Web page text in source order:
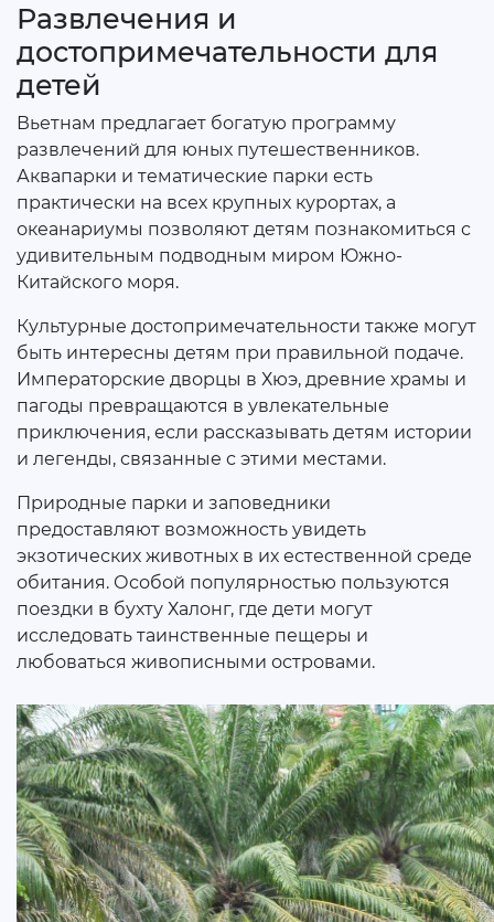
Развлечения и
достопримечательности для
детей
Вьетнам предлагает богатую программу
развлечений для юных путешественников.
Аквапарки и тематические парки есть
практически на всех крупных курортах, а
океанариумы позволяют детям познакомиться с
удивительным подводным миром Южно-
Китайского моря.
Культурные достопримечательности также могут
быть интересны детям при правильной подаче.
Императорские дворцы в Хюэ, древние храмы и
пагоды превращаются в увлекательные
приключения, если рассказывать детям истории
и легенды, связанные с этими местами.
Природные парки и заповедники
предоставляют возможность увидеть
экзотических животных в их естественной среде
обитания. Особой популярностью пользуются
поездки в бухту Халонг, где дети могут
исследовать таинственные пещеры и
любоваться живописными островами.